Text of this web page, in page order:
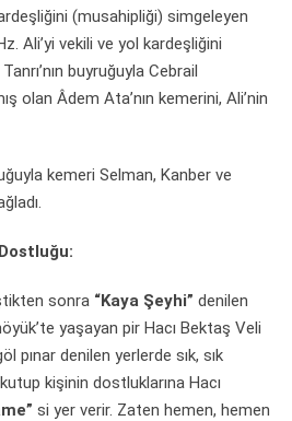
(musahipliği) simgeleyen
Ali’yi vekili ve yol kardeşliğini
buyruğuyla Cebrail
olan Âdem Ata’nın kemerini, Ali’nin
kemeri Selman, Kanber ve
sonra “Kaya Şeyhi” denilen
yaşayan pir Hacı Bektaş Veli
pınar denilen yerlerde sık, sık
kişinin dostluklarına Hacı
si yer verir. Zaten hemen, hemen